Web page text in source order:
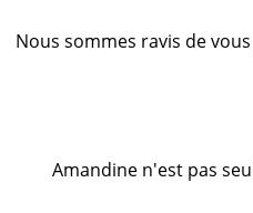
Nous sommes ravis de
Amandine n'est pas